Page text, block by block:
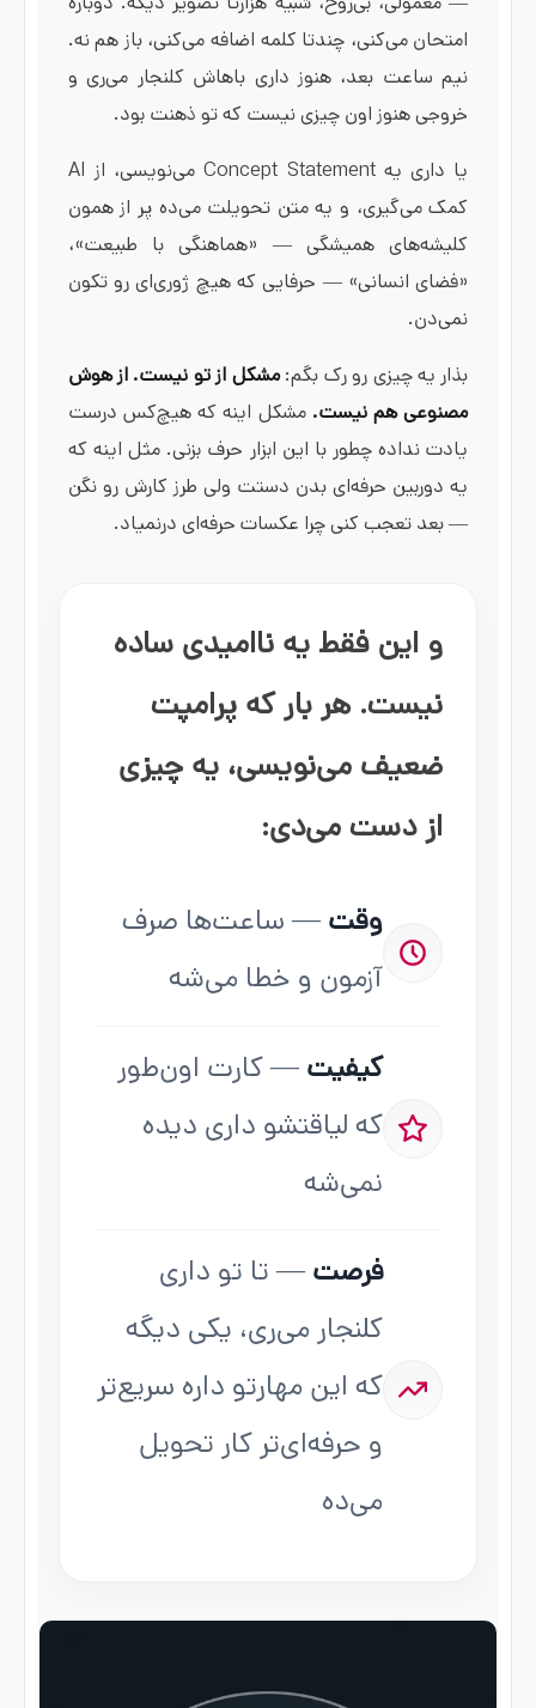
امتحان می‌کنی، چندتا کلمه اضافه می‌کنی، باز هم نه.
نیم ساعت بعد، هنوز داری باهاش کلنجار می‌ری و
خروجی هنوز اون چیزی نیست که تو ذهنت بود.
یا داری یه Concept Statement می‌نویسی، از AI
کمک می‌گیری، و یه متن تحویلت می‌ده پر از همون
کلیشه‌های همیشگی — «هماهنگی با طبیعت»،
«فضای انسانی» — حرفایی که هیچ ژوری‌ای رو تکون
نمی‌دن.
بذار یه چیزی رو رک بگم:مشکل از تو نیست. از هوش
مصنوعی هم نیست. مشکل اینه که هیچ‌کس درست
یادت نداده چطور با این ابزار حرف بزنی. مثل اینه که
یه دوربین حرفه‌ای بدن دستت ولی طرز کارش رو نگن
— بعد تعجب کنی چرا عکسات حرفه‌ای درنمیاد.
و این فقط یه ناامیدی ساده
نیست. هر بار که پرامپت
ضعیف می‌نویسی، یه چیزی
از دست می‌دی:
وقت— ساعت‌ها صرف
آزمون و خطا می‌شه
کیفیت— کارت اون‌طور
که لیاقتشو داری دیده
نمی‌شه
فرصت— تا تو داری
کلنجار می‌ری، یکی دیگه
که این مهارتو داره سریع‌تر
و حرفه‌ای‌تر کار تحویل
می‌ده